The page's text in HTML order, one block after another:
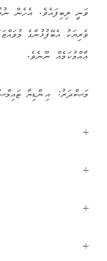
ވަނީ ލިބިފައެވެ. އެހެން
ވެރިޔަކު އެބޭފުޅުންގެ
ޢާއްމުކަމެއް ނޫނެވެ.
މަޞްދަރު: އިންޑިޔާ
+
+
+
+